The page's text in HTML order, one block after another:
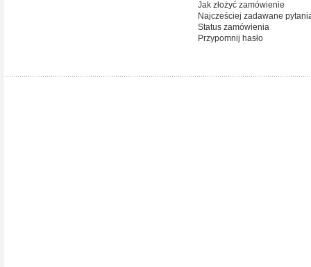
Jak złożyć zamówienie
Najcześciej zadawane
Status zamówienia
Przypomnij hasło